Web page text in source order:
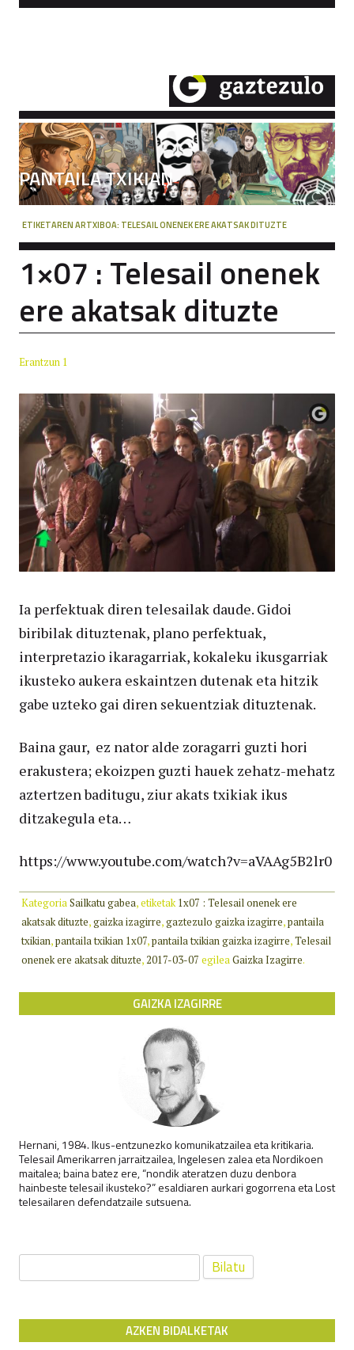
PANTAILA TXIKIAN
ETIKETAREN ARTXIBOA: TELESAIL ONENEK ERE AKATSAK DITUZTE
1×07 : Telesail onenek
ere akatsak dituzte
Erantzun 1
Ia perfektuak diren telesailak daude. Gidoi
biribilak dituztenak, plano perfektuak,
interpretazio ikaragarriak, kokaleku ikusgarriak
ikusteko aukera eskaintzen dutenak eta hitzik
gabe uzteko gai diren sekuentziak dituztenak.
Baina gaur, ez nator alde zoragarri guzti hori
erakustera; ekoizpen guzti hauek zehatz-mehatz
aztertzen baditugu, ziur akats txikiak ikus
ditzakegula eta…
https://www.youtube.com/watch?v=aVAAg5B2lr0
KategoriaSailkatu gabea, etiketak1x07 : Telesail onenek ere
akatsak dituzte,gaizka izagirre,gaztezulo gaizka izagirre,pantaila
txikian,pantaila txikian 1x07,pantaila txikian gaizka izagirre,Telesail
onenek ere akatsak dituzte,2017-03-07 egileaGaizka Izagirre.
GAIZKA IZAGIRRE
Hernani, 1984. Ikus-entzunezko komunikatzailea eta kritikaria.
Telesail Amerikarren jarraitzailea, Ingelesen zalea eta Nordikoen
maitalea; baina batez ere, “nondik ateratzen duzu denbora
hainbeste telesail ikusteko?” esaldiaren aurkari gogorrena eta Lost
telesailaren defendatzaile sutsuena.
Bilatu:
AZKEN BIDALKETAK